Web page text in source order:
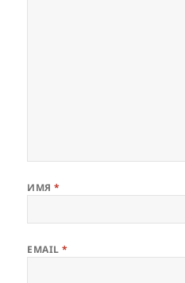
ИМЯ*
EMAIL*